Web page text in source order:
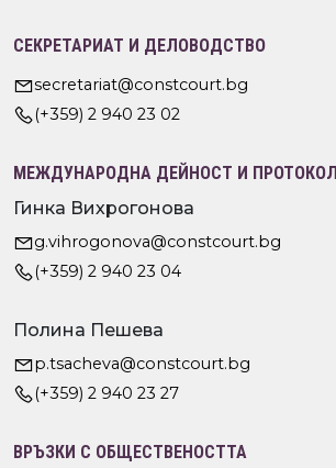
СЕКРЕТАРИАТ И ДЕЛОВОДСТВО
secretariat@constcourt.bg
(+359) 2 940 23 02
МЕЖДУНАРОДНА ДЕЙНОСТ И ПРОТОКОЛ
Гинка Вихрогонова
g.vihrogonova@constcourt.bg
(+359) 2 940 23 04
Полина Пешева
p.tsacheva@constcourt.bg
(+359) 2 940 23 27
ВРЪЗКИ С ОБЩЕСТВЕНОСТТА